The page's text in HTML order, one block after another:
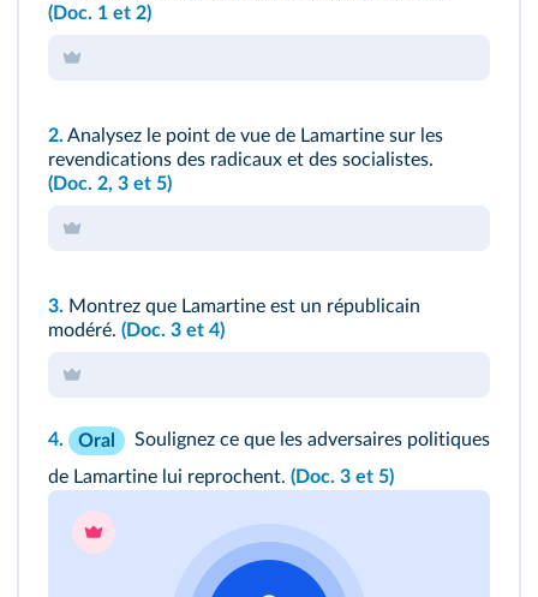
(Doc. 1 et 2)
2. Analysez le point de vue de Lamartine sur les
revendications des radicaux et des socialistes.
(Doc. 2, 3 et 5)
3. Montrez que Lamartine est un républicain
modéré. (Doc. 3 et 4)
4. Oral
Soulignez ce que les adversaires politiques
de Lamartine lui reprochent. (Doc. 3 et 5)